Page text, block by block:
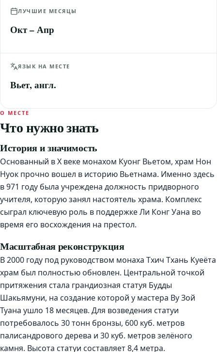
ЛУЧШИЕ МЕСЯЦЫ
Окт – Апр
ЯЗЫК НА МЕСТЕ
Вьет, англ.
О МЕСТЕ
Что нужно знать
История и значимость
Основанный в X веке монахом Куонг Вьетом, храм Нон
Нуок прочно вошел в историю Вьетнама. Именно здесь
в 971 году была учреждена должность придворного
учителя, которую занял настоятель храма. Комплекс
сыграл ключевую роль в поддержке Ли Конг Уана во
время его восхождения на престол.
Масштабная реконструкция
В 2000 году под руководством монаха Тхич Тхань Куеёта
храм был полностью обновлен. Центральной точкой
притяжения стала грандиозная статуя Будды
Шакьямуни, на создание которой у мастера Ву Зой
Туана ушло 18 месяцев. Для возведения статуи
потребовалось 30 тонн бронзы, 600 куб. метров
палисандрового дерева и 30 куб. метров зелёного
камня. Высота статуи составляет 8,4 метра.